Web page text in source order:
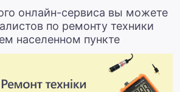
онлайн-сервиса вы можете
по ремонту техники
населенном пункте